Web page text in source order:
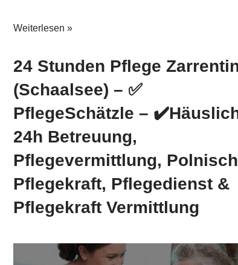
Weiterlesen »
24 Stunden Pflege
(Schaalsee) – ✅
PflegeSchätzle –
24h Betreuung,
Pflegevermittlung,
Pflegekraft, Pflegedienst &
Pflegekraft Vermittlung